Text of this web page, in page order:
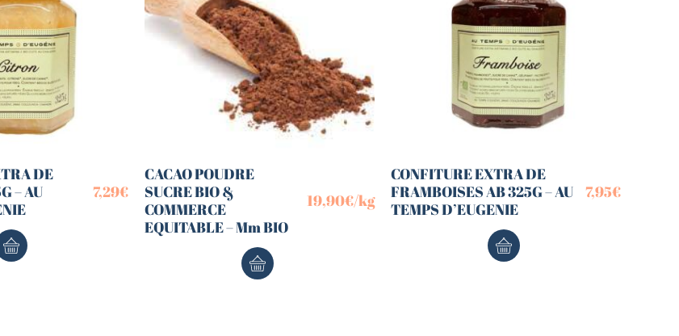
DE
– AU
7,29€
CACAO POUDRE
SUCRE BIO &
COMMERCE
EQUITABLE – Mm BIO
19,90€/kg
CONFITURE EXTRA DE
FRAMBOISES AB 325G – AU
TEMPS D’EUGENIE
7,95€